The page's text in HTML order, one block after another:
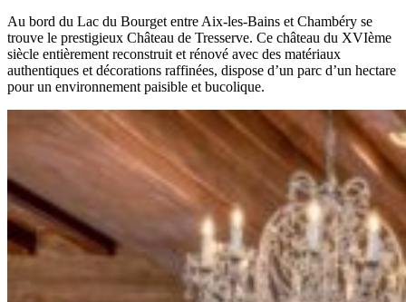
Au bord du Lac du Bourget entre Aix-les-Bains et Chambéry se
trouve le prestigieux Château de Tresserve. Ce château du XVIème
siècle entièrement reconstruit et rénové avec des matériaux
authentiques et décorations raffinées, dispose d’un parc d’un hectare
pour un environnement paisible et bucolique.